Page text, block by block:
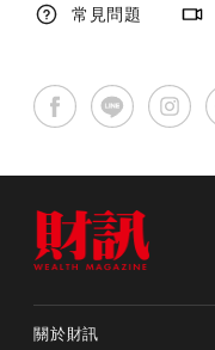
常見問題
關於財訊